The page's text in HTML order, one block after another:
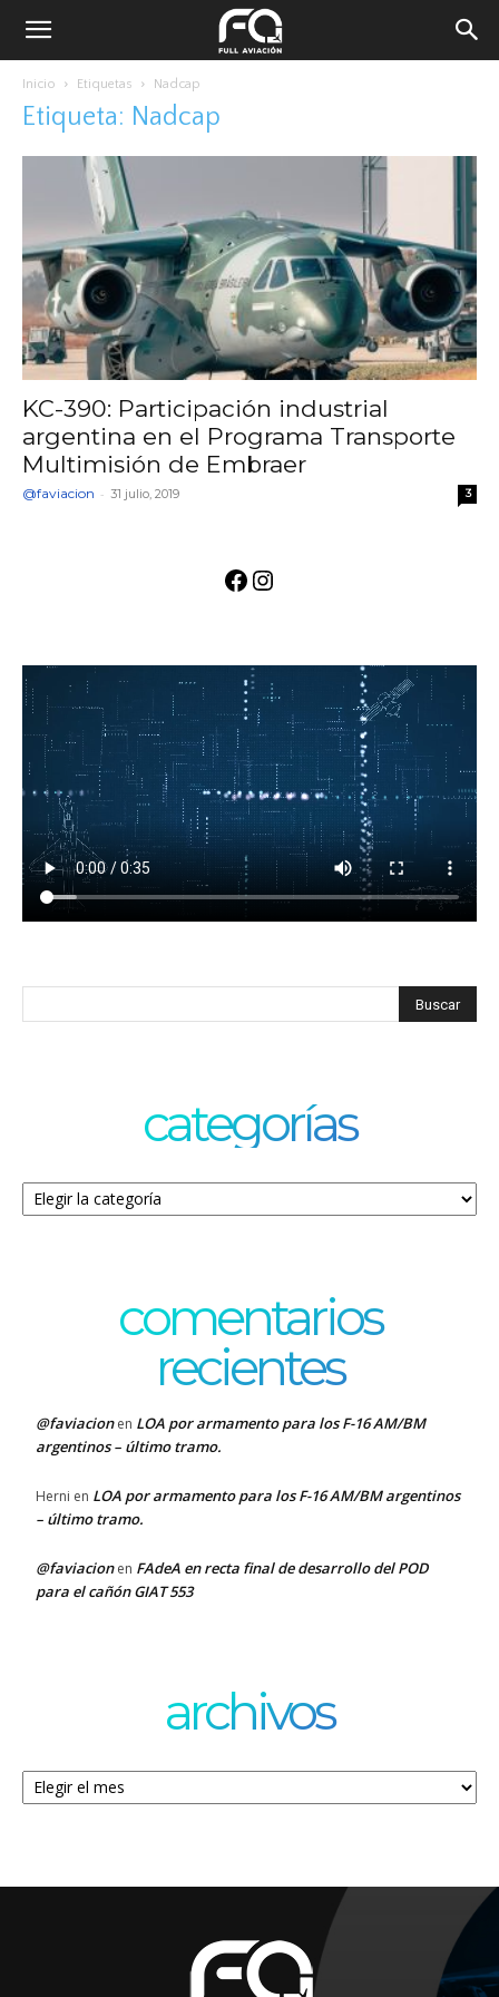
Inicio Etiquetas Nadcap
Etiqueta: Nadcap
KC-390: Participación industrial
argentina en el Programa Transporte
Multimisión de Embraer
@faviacion - 31 julio, 2019 3
Facebook
Instagram
categorías
Categorías
comentarios
recientes
@faviacionen LOA por armamento para los F-16 AM/BM
argentinos – último tramo.
Herni en LOA por armamento para los F-16 AM/BM argentinos
– último tramo.
@faviacionen FAdeA en recta final de desarrollo del POD
para el cañón GIAT 553
archivos
Archivos